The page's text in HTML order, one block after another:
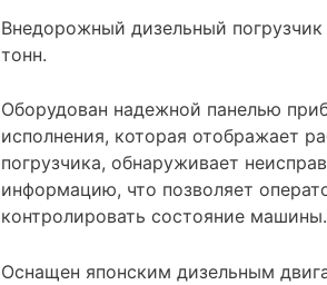
Внедорожный дизельный
тонн.
Оборудован надежной панелью
исполнения, которая отображает
погрузчика, обнаруживает
информацию, что позволяет
контролировать состояние машины.
Оснащен японским дизельным